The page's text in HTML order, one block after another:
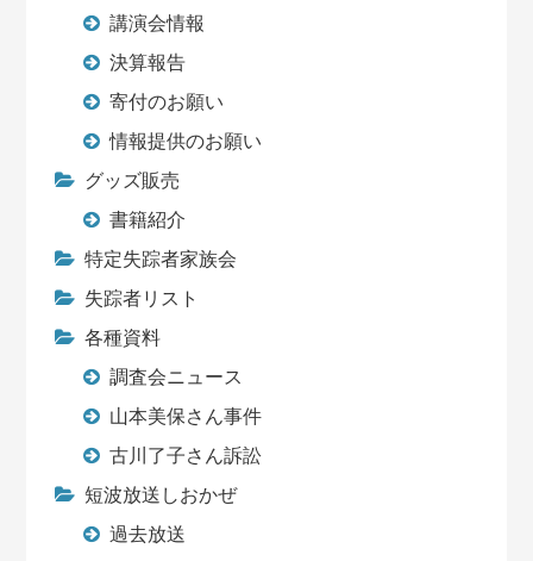
講演会情報
決算報告
寄付のお願い
情報提供のお願い
グッズ販売
書籍紹介
特定失踪者家族会
失踪者リスト
各種資料
調査会ニュース
山本美保さん事件
古川了子さん訴訟
短波放送しおかぜ
過去放送